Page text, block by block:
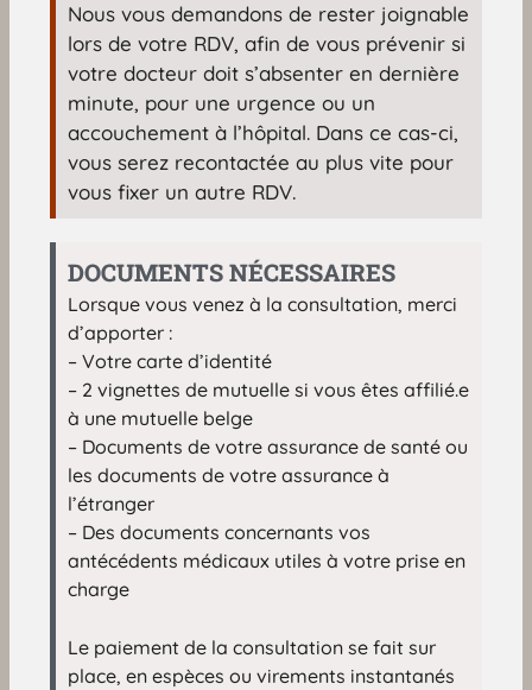
Nous vous demandons de rester joignable
lors de votre RDV, afin de vous prévenir si
votre docteur doit s’absenter en dernière
minute, pour une urgence ou un
accouchement à l’hôpital. Dans ce cas-ci,
vous serez recontactée au plus vite pour
vous fixer un autre RDV.
DOCUMENTS NÉCESSAIRES
Lorsque vous venez à la consultation, merci
d’apporter :
– Votre carte d’identité
– 2 vignettes de mutuelle si vous êtes affilié.e
à une mutuelle belge
– Documents de votre assurance de santé ou
les documents de votre assurance à
l’étranger
– Des documents concernants vos
antécédents médicaux utiles à votre prise en
charge
Le paiement de la consultation se fait sur
place, en espèces ou virements instantanés